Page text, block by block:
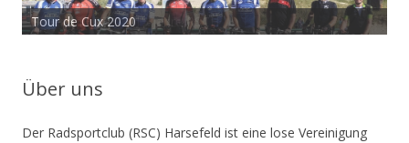
Sauerland 2022 - 15 Jahre RSCH
Tour de Cux 2020
Über uns
Der Radsportclub (RSC) Harsefeld ist eine lose Vereinigung